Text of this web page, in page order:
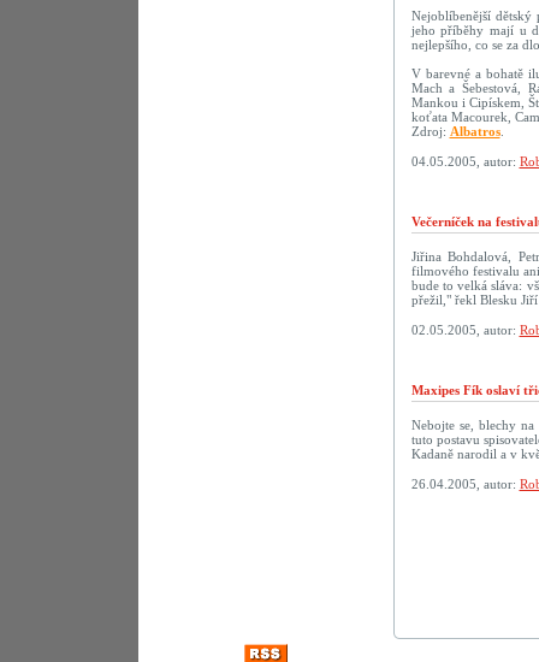
Nejoblíbenější dětský
jeho příběhy mají u
nejlepšího, co se za
V barevné a bohatě
Mach a Šebestová,
Mankou i Cipískem,
koťata Macourek,
Zdroj: Albatros.
04.05.2005, autor:
Večerníček na
Jiřina Bohdalová,
filmového festivalu
bude to velká sláva:
přežil," řekl Blesku
02.05.2005, autor:
Maxipes Fík oslaví
Nebojte se, blechy
tuto postavu
Kadaně narodil a v
26.04.2005, autor: